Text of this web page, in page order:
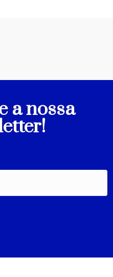
a nossa